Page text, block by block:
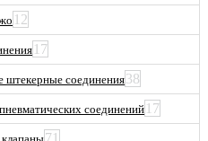
12
17
штекерные соединения38
соединений17